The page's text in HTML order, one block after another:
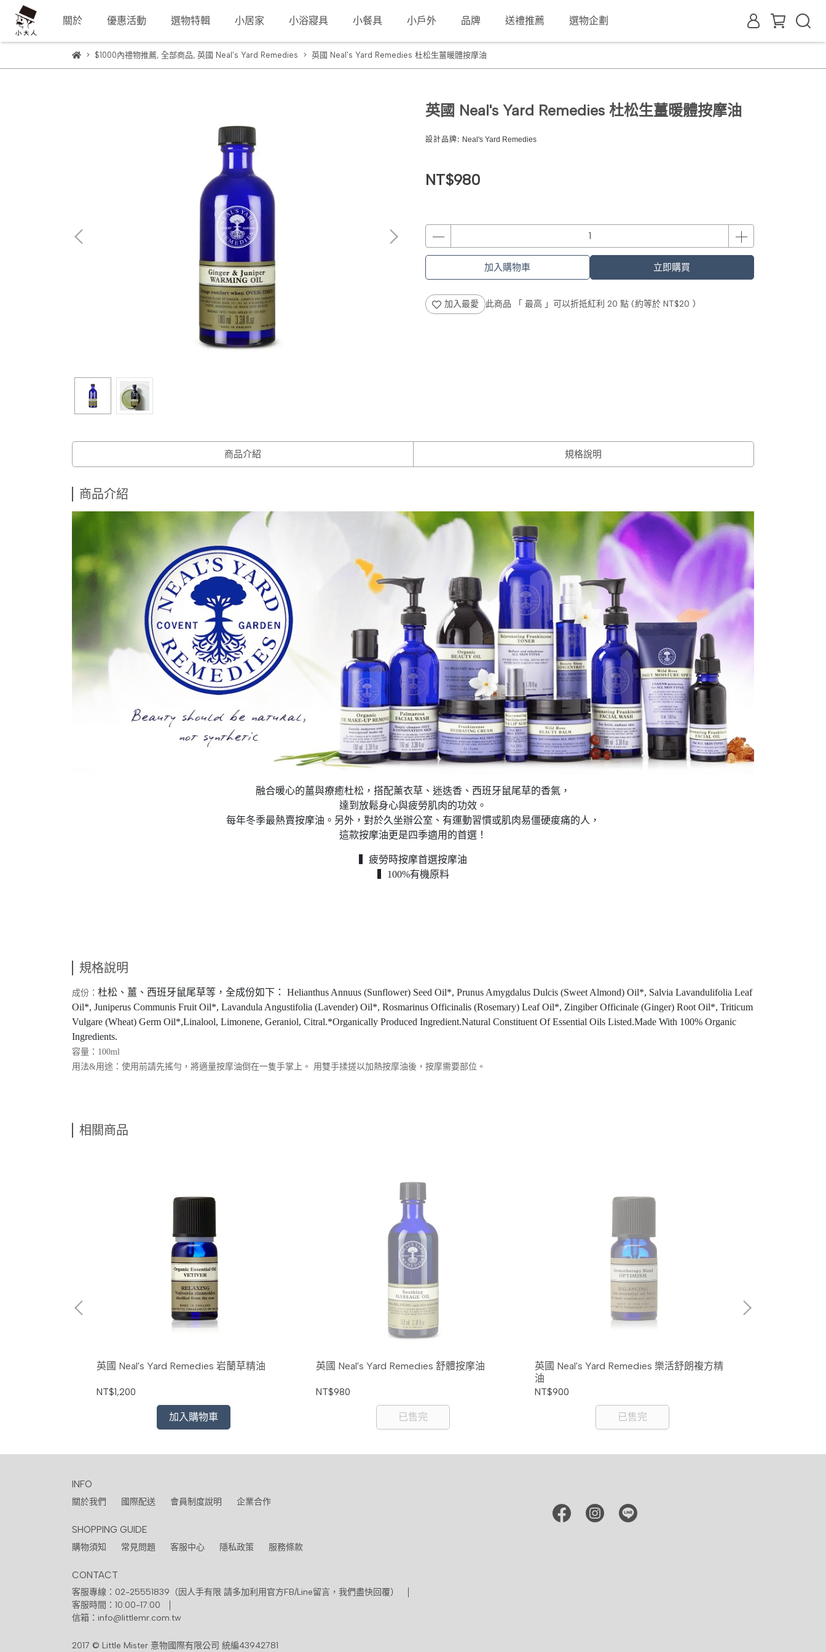
關於 優惠活動 選物特輯 小居家 小浴寢具 小餐具 小戶外 品牌 送禮推薦 選物企劃
$1000內禮物推薦, 全部商品, 英國 Neal's Yard Remedies 英國 Neal's Yard Remedies 杜松生薑暖體按摩油
英國 Neal's Yard Remedies 杜松生薑暖體按摩油
設計品牌: Neal's Yard Remedies
NT$980
加入購物車 立即購買
加入最愛 此商品 「 最高 」可以折抵紅利 20 點 (約等於 NT$20 )
商品介紹 規格說明
商品介紹
融合暖心的薑與療癒杜松，搭配薰衣草、迷迭香、西班牙鼠尾草的香氣，
達到放鬆身心與疲勞肌肉的功效。
每年冬季最熱賣按摩油。另外，對於久坐辦公室、有運動習慣或肌肉易僵硬痠痛的人，
這款按摩油更是四季適用的首選！
▍疲勞時按摩首選按摩油
▍100%有機原料
規格說明
成份： 杜松、薑、西班牙鼠尾草等，全成份如下： Helianthus Annuus (Sunflower) Seed Oil*, Prunus Amygdalus Dulcis (Sweet Almond) Oil*, Salvia Lavandulifolia Leaf
Oil*, Juniperus Communis Fruit Oil*, Lavandula Angustifolia (Lavender) Oil*, Rosmarinus Officinalis (Rosemary) Leaf Oil*, Zingiber Officinale (Ginger) Root Oil*, Triticum
Vulgare (Wheat) Germ Oil*,Linalool, Limonene, Geraniol, Citral.*Organically Produced Ingredient.Natural Constituent Of Essential Oils Listed.Made With 100% Organic
Ingredients.
容量：100ml
用法&用途：使用前請先搖勻，將適量按摩油倒在一隻手掌上。 用雙手揉搓以加熱按摩油後，按摩需要部位。
相關商品
英國 Neal's Yard Remedies 岩蘭草精油
NT$1,200
加入購物車
英國 Neal's Yard Remedies 舒體按摩油
NT$980
已售完
英國 Neal's Yard Remedies 樂活舒朗複方精
油
NT$900
已售完
INFO
關於我們 國際配送 會員制度說明 企業合作
SHOPPING GUIDE
購物須知 常見問題 客服中心 隱私政策 服務條款
CONTACT
客服專線：02-25551839（因人手有限 請多加利用官方FB/Line留言，我們盡快回覆）
客服時間：10:00-17:00
信箱：info@littlemr.com.tw
2017 © Little Mister 憙物國際有限公司 統編43942781